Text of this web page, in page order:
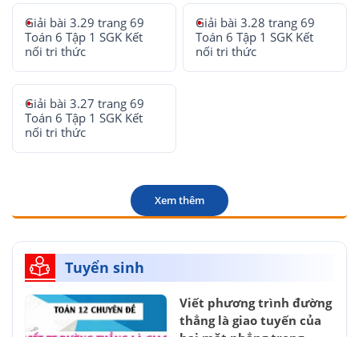
Giải bài 3.29 trang 69
Toán 6 Tập 1 SGK Kết
nối tri thức
Giải bài 3.28 trang 69
Toán 6 Tập 1 SGK Kết
nối tri thức
Giải bài 3.27 trang 69
Toán 6 Tập 1 SGK Kết
nối tri thức
Xem thêm
Tuyển sinh
Viết phương trình đường
thẳng là giao tuyến của